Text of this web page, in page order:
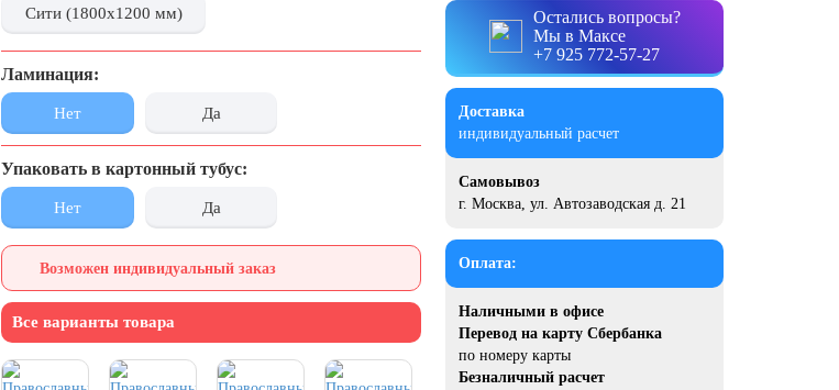
Сити (1800x1200 мм)
Ламинация:
Нет Да
Упаковать в картонный тубус:
Нет Да
Возможен индивидуальный заказ
Все варианты товара
Остались вопросы?
Мы в Максе
+7 925 772-57-27
Доставка
индивидуальный расчет
Самовывоз
г. Москва, ул. Автозаводская д. 21
Оплата:
Наличными в офисе
Перевод на карту Сбербанка
по номеру карты
Безналичный расчет